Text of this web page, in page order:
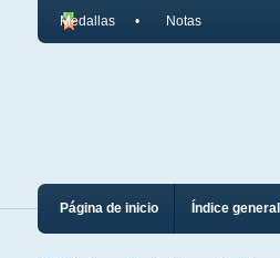
Medallas Notas
Página de inicio Índice general